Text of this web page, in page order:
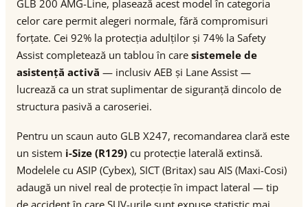
GLB 200 AMG-Line, plasează acest model în categoria
celor care permit alegeri normale, fără compromisuri
forțate. Cei 92% la protecția adulților și 74% la Safety
Assist completează un tablou în care sistemele de
asistență activă — inclusiv AEB și Lane Assist —
lucrează ca un strat suplimentar de siguranță dincolo de
structura pasivă a caroseriei.
Pentru un scaun auto GLB X247, recomandarea clară este
un sistem i-Size (R129) cu protecție laterală extinsă.
Modelele cu ASIP (Cybex), SICT (Britax) sau AIS (Maxi-Cosi)
adaugă un nivel real de protecție în impact lateral — tip
de accident în care SUV-urile sunt expuse statistic mai